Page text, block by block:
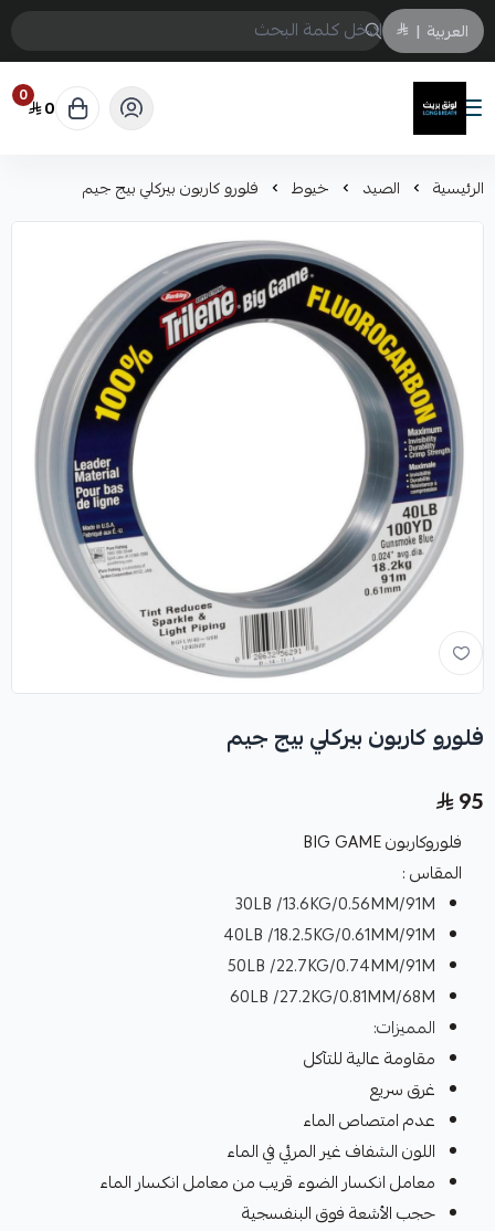
العربية |
لونق بريث
0 0
الرئيسية الصيد خيوط فلورو كاربون بيركلي بيج جيم
فلورو كاربون بيركلي بيج جيم
95
فلوروكاربون BIG GAME
المقاس :
30LB /13.6KG/0.56MM/91M
40LB /18.2.5KG/0.61MM/91M
50LB /22.7KG/0.74MM/91M
60LB /27.2KG/0.81MM/68M
المميزات:
مقاومة عالية للتآكل
غرق سريع
عدم امتصاص الماء
اللون الشفاف غير المرئي في الماء
معامل انكسار الضوء قريب من معامل انكسار الماء
حجب الأشعة فوق البنفسجية